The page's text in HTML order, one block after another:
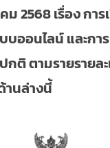
ม 2568 เรื่อง การ
ออนไลน์ และกา
ติ ตามรายรายล
านล่างนี้